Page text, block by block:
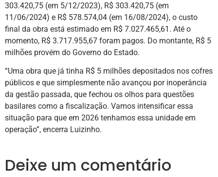
303.420,75 (em 5/12/2023), R$ 303.420,75 (em
11/06/2024) e R$ 578.574,04 (em 16/08/2024), o custo
final da obra está estimado em R$ 7.027.465,61. Até o
momento, R$ 3.717.955,67 foram pagos. Do montante, R$ 5
milhões provém do Governo do Estado.
“Uma obra que já tinha R$ 5 milhões depositados nos cofres
públicos e que simplesmente não avançou por inoperância
da gestão passada, que fechou os olhos para questões
basilares como a fiscalização. Vamos intensificar essa
situação para que em 2026 tenhamos essa unidade em
operação”, encerra Luizinho.
Deixe um comentário